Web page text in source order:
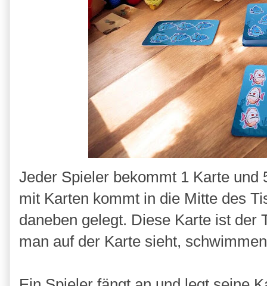
Jeder Spieler bekommt 1 Karte
mit Karten kommt in die Mitte des
daneben gelegt. Diese Karte ist der
man auf der Karte sieht,